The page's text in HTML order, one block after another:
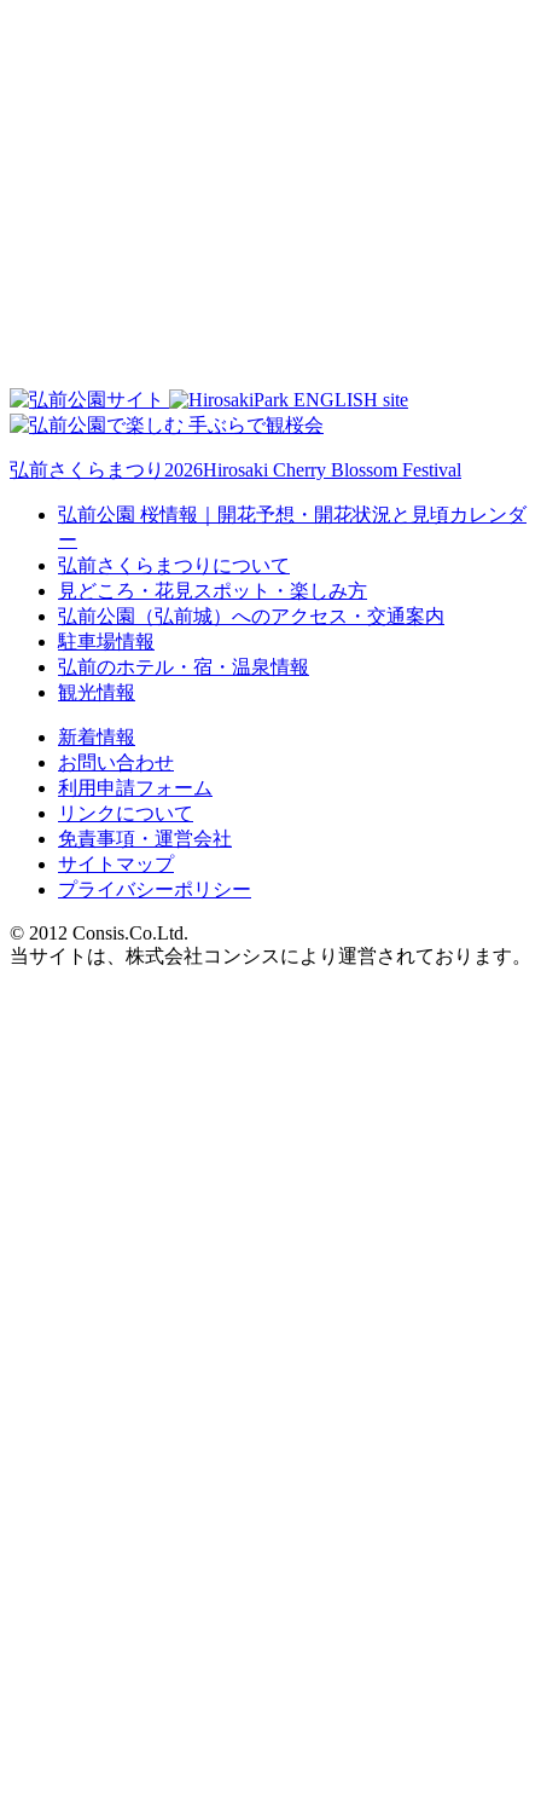
弘前さくらまつり2026Hirosaki Cherry Blossom Festival
弘前公園 桜情報｜開花予想・開花状況と見頃カレンダ
ー
弘前さくらまつりについて
見どころ・花見スポット・楽しみ方
弘前公園（弘前城）へのアクセス・交通案内
駐車場情報
弘前のホテル・宿・温泉情報
観光情報
新着情報
お問い合わせ
利用申請フォーム
リンクについて
免責事項・運営会社
サイトマップ
プライバシーポリシー
© 2012 Consis.Co.Ltd.
当サイトは、株式会社コンシスにより運営されております。